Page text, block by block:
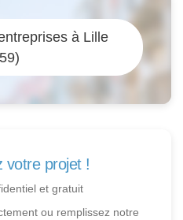
à Lille
votre projet !
et gratuit
ou remplissez notre